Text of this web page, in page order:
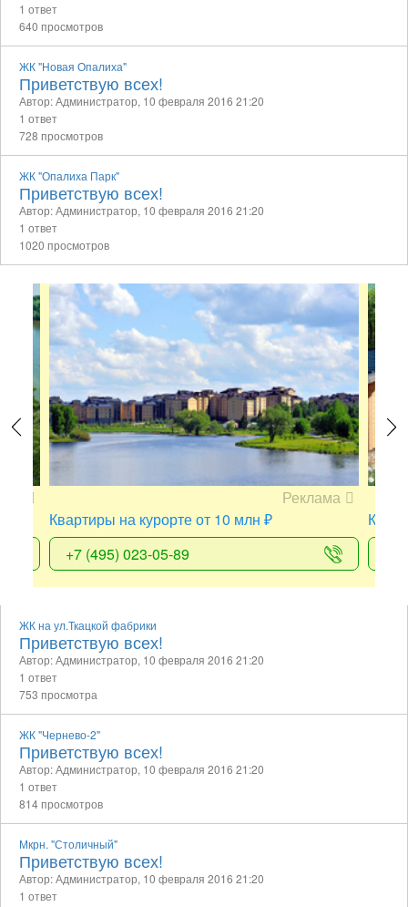
1 ответ
640 просмотров
ЖК "Новая Опалиха"
Приветствую всех!
Автор: Администратор, 10 февраля 2016 21:20
1 ответ
728 просмотров
ЖК "Опалиха Парк"
Приветствую всех!
Автор: Администратор, 10 февраля 2016 21:20
1 ответ
1020 просмотров
Previous
Реклама
Квартиры на курорте от 10 млн ₽
+7 (495) 023-05-89
ЖК на ул.Ткацкой фабрики
Приветствую всех!
Автор: Администратор, 10 февраля 2016 21:20
1 ответ
753 просмотра
ЖК "Чернево-2"
Приветствую всех!
Автор: Администратор, 10 февраля 2016 21:20
1 ответ
814 просмотров
Мкрн. "Столичный"
Приветствую всех!
Автор: Администратор, 10 февраля 2016 21:20
1 ответ